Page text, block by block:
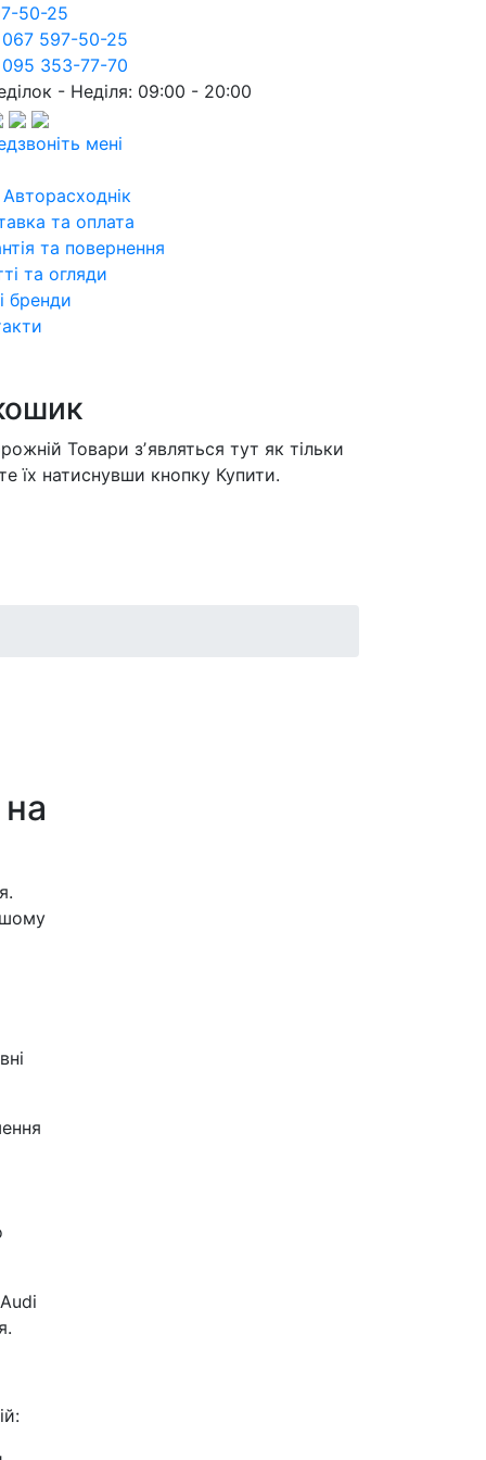
50-25
597-50-25
353-77-70
- Неділя: 09:00 - 20:00
мені
та оплата
та повернення
та огляди
бренди
Товари зʼявляться тут як тільки
їх натиснувши кнопку Купити.